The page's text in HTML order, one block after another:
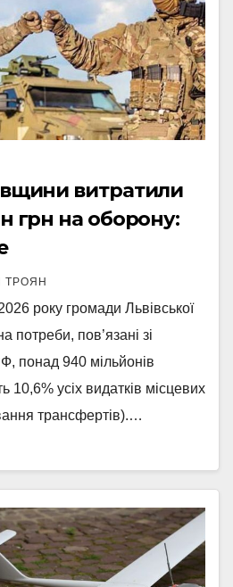
витратили
грн на оборону:
ТРОЯН
року громади Львівської
потреби, пов’язані зі
понад 940 мільйонів
10,6% усіх видатків місцевих
трансфертів).…